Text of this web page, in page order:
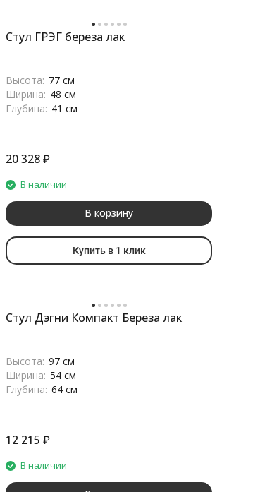
Стул ГРЭГ береза лак
Высота: 77 см
Ширина: 48 см
Глубина: 41 см
20 328₽
В наличии
В корзину
Купить в 1 клик
Стул Дэгни Компакт Береза лак
Высота: 97 см
Ширина: 54 см
Глубина: 64 см
12 215 ₽
В наличии